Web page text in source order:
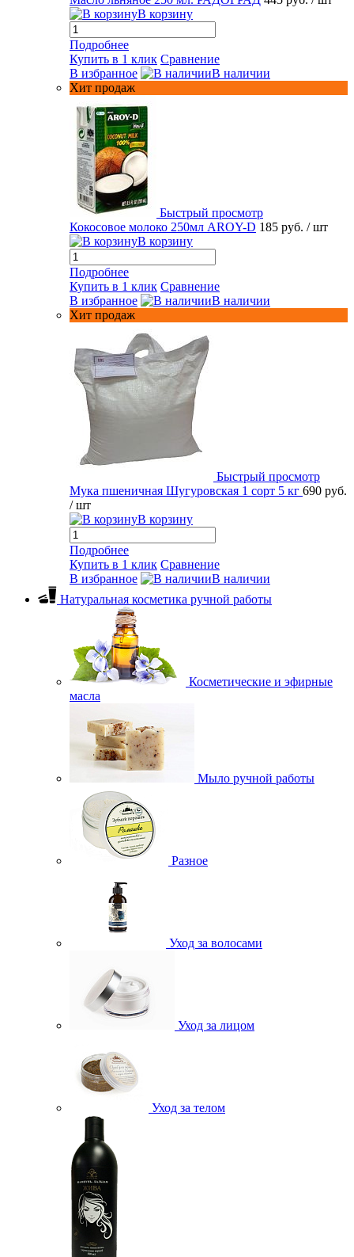
В корзину
Подробнее
Купить в 1 клик Сравнение
В избранное
В наличии
Хит продаж
Быстрый просмотр
Кокосовое молоко 250мл AROY-D 185 руб. / шт
В корзину
Подробнее
Купить в 1 клик Сравнение
В избранное
В наличии
Хит продаж
Быстрый просмотр
Мука пшеничная Шугуровская 1 сорт 5 кг 690 руб.
/ шт
В корзину
Подробнее
Купить в 1 клик Сравнение
В избранное
В наличии
Натуральная косметика ручной работы
Косметические и эфирные
масла
Мыло ручной работы
Разное
Уход за волосами
Уход за лицом
Уход за телом